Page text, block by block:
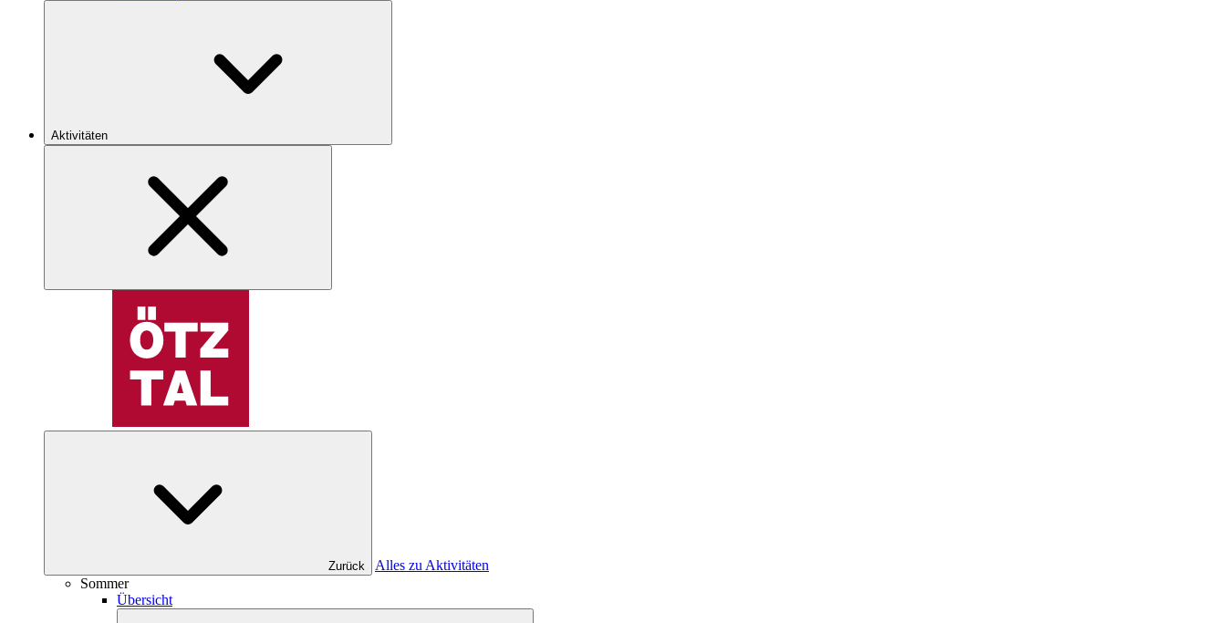
Aktivitäten
Zurück
Alles zu Aktivitäten
Sommer
Übersicht